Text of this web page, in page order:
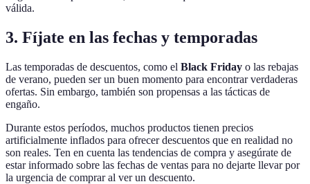
válida.
3. Fíjate en las fechas y temporadas
Las temporadas de descuentos, como el Black Friday o las rebajas
de verano, pueden ser un buen momento para encontrar verdaderas
ofertas. Sin embargo, también son propensas a las tácticas de
engaño.
Durante estos períodos, muchos productos tienen precios
artificialmente inflados para ofrecer descuentos que en realidad no
son reales. Ten en cuenta las tendencias de compra y asegúrate de
estar informado sobre las fechas de ventas para no dejarte llevar por
la urgencia de comprar al ver un descuento.